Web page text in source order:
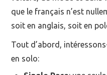
que le français n’est
soit en anglais, soit en
Tout d’abord,
en solo: